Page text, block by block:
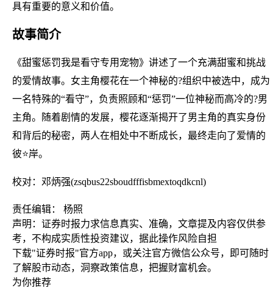
具有重要的意义和价值。
故事简介
《甜蜜惩罚我是看守专用宠物》讲述了一个充满甜蜜和挑战
的爱情故事。女主角樱花在一个神秘的?组织中被选中，成为
一名特殊的“看守”，负责照顾和“惩罚”一位神秘而高冷的?男
主角。随着剧情的发展，樱花逐渐揭开了男主角的真实身份
和背后的秘密，两人在相处中不断成长，最终走向了爱情的
彼⭐岸。
校对：邓炳强(zsqbus22sboudfffisbmextoqdkcnl)
责任编辑： 杨照
声明：证券时报力求信息真实、准确，文章提及内容仅供参
考，不构成实质性投资建议，据此操作风险自担
下载"证券时报"官方app，或关注官方微信公众号，即可随时
了解股市动态，洞察政策信息，把握财富机会。
为你推荐